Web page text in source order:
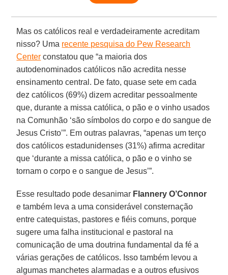
Mas os católicos real e verdadeiramente acreditam
nisso? Uma recente pesquisa do Pew Research
Center constatou que “a maioria dos
autodenominados católicos não acredita nesse
ensinamento central. De fato, quase sete em cada
dez católicos (69%) dizem acreditar pessoalmente
que, durante a missa católica, o pão e o vinho usados
na Comunhão ‘são símbolos do corpo e do sangue de
Jesus Cristo’”. Em outras palavras, “apenas um terço
dos católicos estadunidenses (31%) afirma acreditar
que ‘durante a missa católica, o pão e o vinho se
tornam o corpo e o sangue de Jesus’”.
Esse resultado pode desanimar Flannery O’Connor
e também leva a uma considerável consternação
entre catequistas, pastores e fiéis comuns, porque
sugere uma falha institucional e pastoral na
comunicação de uma doutrina fundamental da fé a
várias gerações de católicos. Isso também levou a
algumas manchetes alarmadas e a outros efusivos